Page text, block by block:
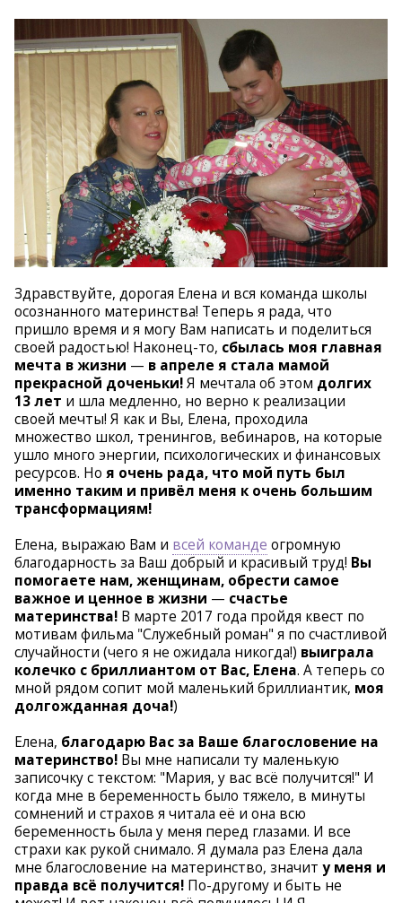
Здравствуйте, дорогая Елена и вся команда школы
осознанного материнства! Теперь я рада, что
пришло время и я могу Вам написать и поделиться
своей радостью! Наконец-то, сбылась моя главная
мечта в жизни — в апреле я стала мамой
прекрасной доченьки!Я мечтала об этом долгих
13 лет и шла медленно, но верно к реализации
своей мечты! Я как и Вы, Елена, проходила
множество школ, тренингов, вебинаров, на которые
ушло много энергии, психологических и финансовых
ресурсов. Но я очень рада, что мой путь был
именно таким и привёл меня к очень большим
трансформациям!
Елена, выражаю Вам и всей команде огромную
благодарность за Ваш добрый и красивый труд! Вы
помогаете нам, женщинам, обрести самое
важное и ценное в жизни — счастье
материнства! В марте 2017 года пройдя квест по
мотивам фильма "Служебный роман" я по счастливой
случайности (чего я не ожидала никогда!) выиграла
колечко с бриллиантом от Вас, Елена. А теперь со
мной рядом сопит мой маленький бриллиантик, моя
долгожданная доча!)
Елена, благодарю Вас за Ваше благословение на
материнство! Вы мне написали ту маленькую
записочку с текстом: "Мария, у вас всё получится!" И
когда мне в беременность было тяжело, в минуты
сомнений и страхов я читала её и она всю
беременность была у меня перед глазами. И все
страхи как рукой снимало. Я думала раз Елена дала
мне благословение на материнство, значит у меня и
правда всё получится! По-другому и быть не